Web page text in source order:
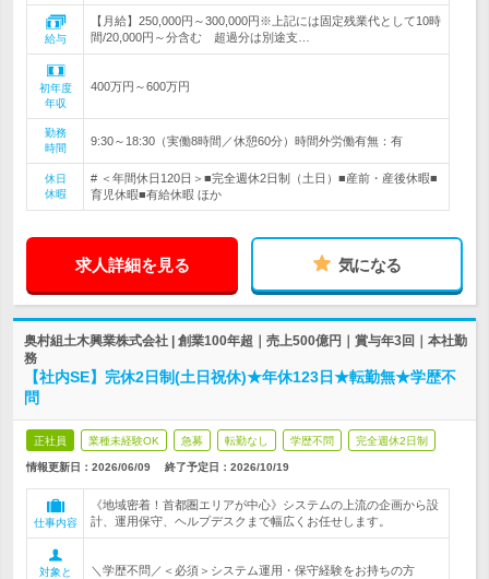
給与
【月給】250,000円～300,000円※上記には固定残業代として10時
間/20,000円～分含む 超過分は別途支…
初年度
年収
400万円～600万円
勤務
時間
9:30～18:30（実働8時間／休憩60分）時間外労働有無：有
休日
休暇
# ＜年間休日120日＞■完全週休2日制（土日）■産前・産後休暇■
育児休暇■有給休暇 ほか
求人詳細を見る 気になる
奥村組土木興業株式会社 | 創業100年超｜売上500億円｜賞与年3回｜本社勤
務
【社内SE】完休2日制(土日祝休)★年休123日★転勤無★学歴不
問
正社員 業種未経験OK 急募 転勤なし 学歴不問 完全週休2日制
情報更新日：2026/06/09 終了予定日： 2026/10/19
仕事内容
《地域密着！首都圏エリアが中心》システムの上流の企画から設
計、運用保守、ヘルプデスクまで幅広くお任せします。
対象と
＼学歴不問／＜必須＞システム運用・保守経験をお持ちの方